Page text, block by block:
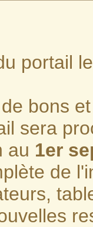
portail
bons
sera
au 1er
de